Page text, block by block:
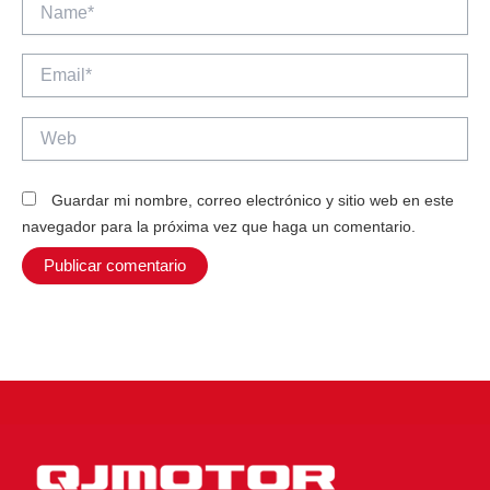
Email*
Guardar mi nombre, correo electrónico y sitio web en este
navegador para la próxima vez que haga un comentario.